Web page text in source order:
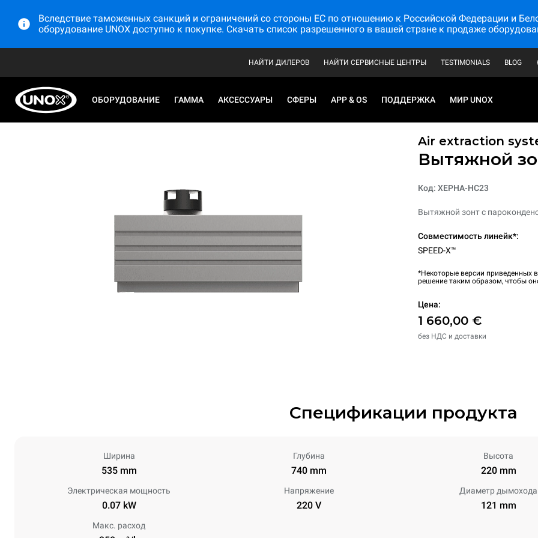
Вследствие таможенных санкций и ограничений со стороны ЕС по отношению к Российской Федерации и
оборудование UNOX доступно к покупке. Скачать список разрешенного в вашей стране к продаже
НАЙТИ ДИЛЕРОВ НАЙТИ СЕРВИСНЫЕ ЦЕНТРЫ TESTIMONIALS BLOG
ОБОРУДОВАНИЕ ГАММА АКСЕССУАРЫ СФЕРЫ APP & OS ПОДДЕРЖКА МИР UNOX
Air extraction
Вытяжной
Код: XEPHA-HC23
Вытяжной зонт с
Совместимость линейк*:
SPEED-X™
*Некоторые версии приведенных
решение таким образом, чтобы
Цена:
1 660,00 €
без НДС и доставки
Спецификации продукта
Ширина
535 mm
Глубина
740 mm
Высота
220 mm
Электрическая мощность
0.07 kW
Напряжение
220 V
Диаметр дымохода
121 mm
Макс. расход